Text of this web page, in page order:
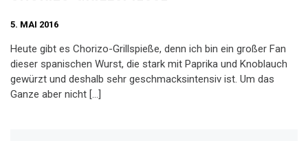
5. MAI 2016
Heute gibt es Chorizo-Grillspieße, denn ich bin ein großer Fan
dieser spanischen Wurst, die stark mit Paprika und Knoblauch
gewürzt und deshalb sehr geschmacksintensiv ist. Um das
Ganze aber nicht […]